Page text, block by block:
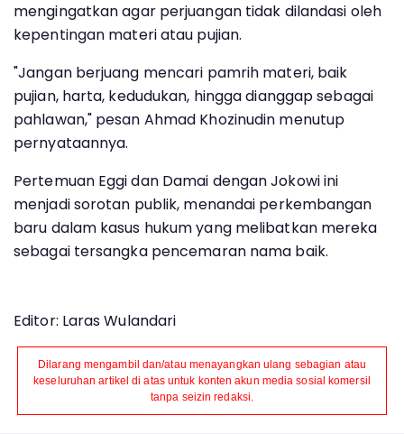
mengingatkan agar perjuangan tidak dilandasi oleh
kepentingan materi atau pujian.
"Jangan berjuang mencari pamrih materi, baik
pujian, harta, kedudukan, hingga dianggap sebagai
pahlawan," pesan Ahmad Khozinudin menutup
pernyataannya.
Pertemuan Eggi dan Damai dengan Jokowi ini
menjadi sorotan publik, menandai perkembangan
baru dalam kasus hukum yang melibatkan mereka
sebagai tersangka pencemaran nama baik.
Editor: Laras Wulandari
Dilarang mengambil dan/atau menayangkan ulang sebagian atau
keseluruhan artikel di atas untuk konten akun media sosial komersil
tanpa seizin redaksi.